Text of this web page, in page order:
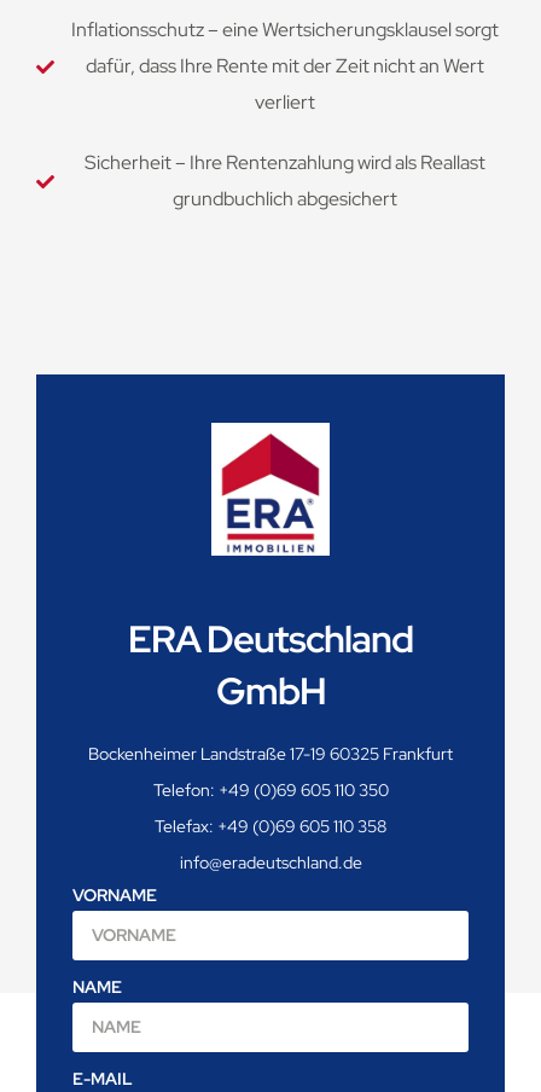
Inflationsschutz – eine Wertsicherungsklausel sorgt
dafür, dass Ihre Rente mit der Zeit nicht an Wert
verliert
Sicherheit – Ihre Rentenzahlung wird als Reallast
grundbuchlich abgesichert
ERA Deutschland
GmbH
Bockenheimer Landstraße 17-19 60325 Frankfurt
Telefon: +49 (0)69 605 110 350
Telefax: +49 (0)69 605 110 358
info@eradeutschland.de
VORNAME
NAME
E-MAIL